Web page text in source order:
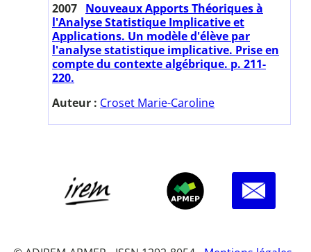
2007 Nouveaux Apports Théoriques à
l'Analyse Statistique Implicative et
Applications. Un modèle d'élève par
l'analyse statistique implicative. Prise en
compte du contexte algébrique. p. 211-
220.
Auteur : Croset Marie-Caroline